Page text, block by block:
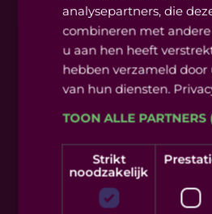
SPEELLIJST
15 jan 2027
19 jan 2027 Theater
20 jan 2027 Theater
21 jan 2027 premiere
analysepartners, die
combineren met
u aan hen heeft
hebben verzameld
van hun diensten.
TOON ALLE PARTNERS
Strikt
noodzakelijk